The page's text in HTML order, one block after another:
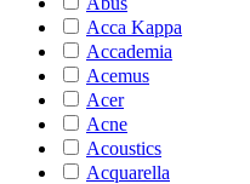
Acca Kappa
Accademia
Acemus
Acer
Acne
Acoustics
Acquarella